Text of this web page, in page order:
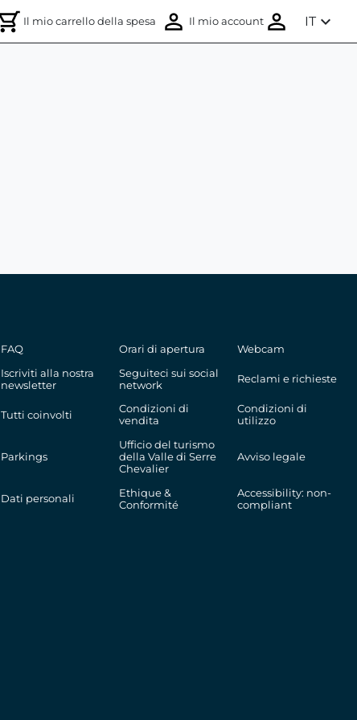
Il mio carrello della spesa Il mio account IT expand_more
FAQ Orari di apertura
Webcam
Iscriviti alla nostra
newsletter
Seguiteci sui social
network
Reclami e richieste
Tutti coinvolti
Condizioni di
vendita
Condizioni di
utilizzo
Parkings
Ufficio del turismo
della Valle di Serre
Chevalier
Avviso legale
Dati personali
Ethique &
Conformité
Accessibility: non-
compliant